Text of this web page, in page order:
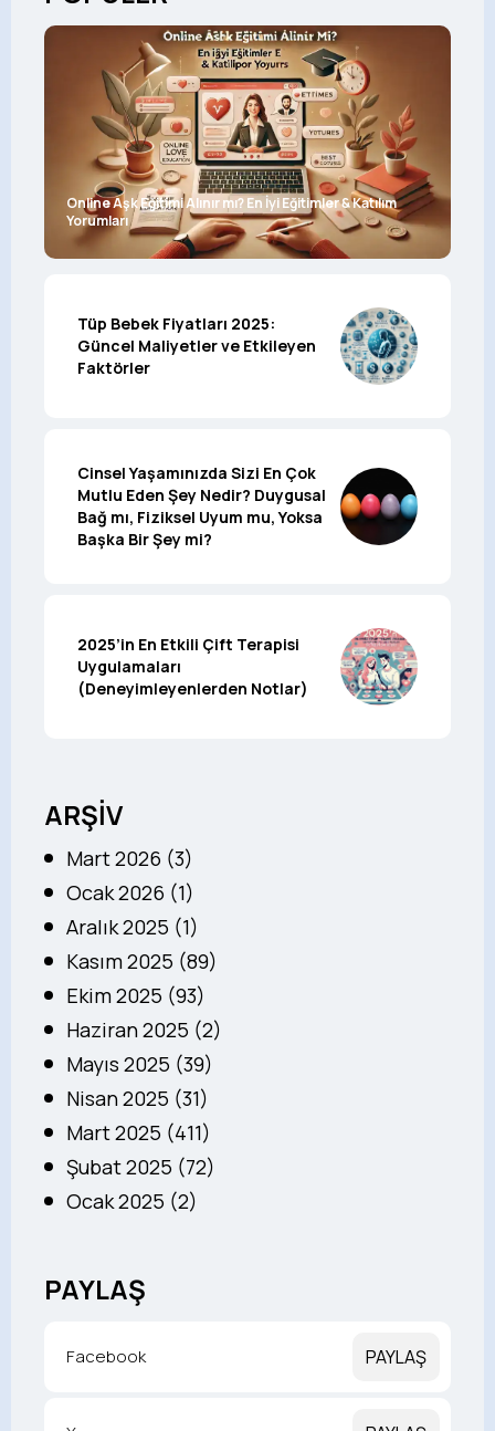
Online Aşk Eğitimi Alınır mı? En İyi Eğitimler & Katılım
Yorumları
Tüp Bebek Fiyatları 2025:
Güncel Maliyetler ve Etkileyen
Faktörler
Cinsel Yaşamınızda Sizi En Çok
Mutlu Eden Şey Nedir? Duygusal
Bağ mı, Fiziksel Uyum mu, Yoksa
Başka Bir Şey mi?
2025’in En Etkili Çift Terapisi
Uygulamaları
(Deneyimleyenlerden Notlar)
ARŞİV
Mart 2026 (3)
Ocak 2026 (1)
Aralık 2025 (1)
Kasım 2025 (89)
Ekim 2025 (93)
Haziran 2025 (2)
Mayıs 2025 (39)
Nisan 2025 (31)
Mart 2025 (411)
Şubat 2025 (72)
Ocak 2025 (2)
PAYLAŞ
Facebook PAYLAŞ